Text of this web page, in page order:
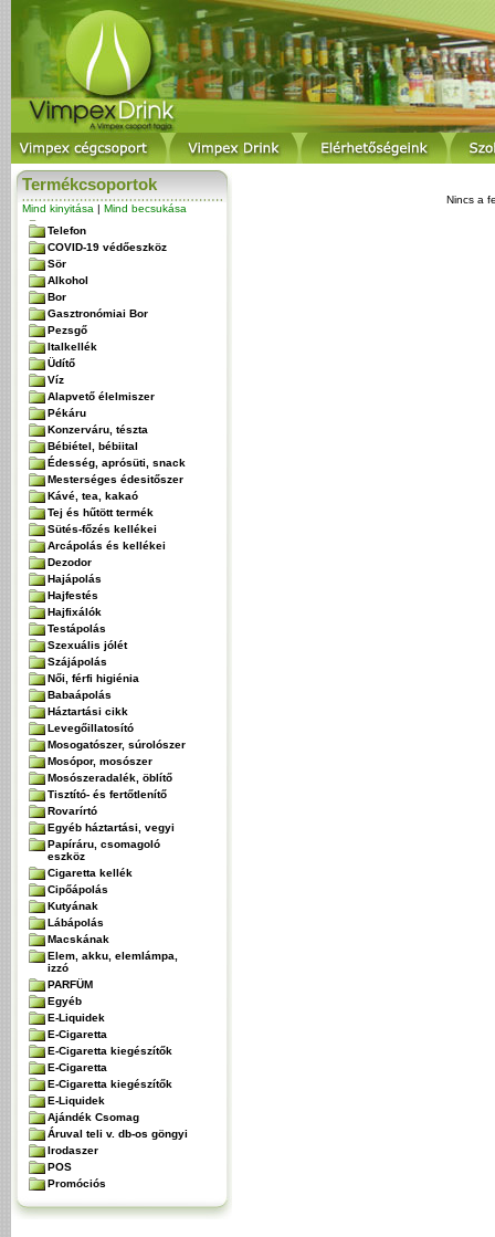
Termékcsoportok
Mind kinyitása | Mind becsukása
Telefon
COVID-19 védőeszköz
Sör
Alkohol
Bor
Gasztronómiai Bor
Pezsgő
Italkellék
Üdítő
Víz
Alapvető élelmiszer
Pékáru
Konzerváru, tészta
Bébiétel, bébiital
Édesség, aprósüti, snack
Mesterséges édesitőszer
Kávé, tea, kakaó
Tej és hűtött termék
Sütés-főzés kellékei
Arcápolás és kellékei
Dezodor
Hajápolás
Hajfestés
Hajfixálók
Testápolás
Szexuális jólét
Szájápolás
Női, férfi higiénia
Babaápolás
Háztartási cikk
Levegőillatosító
Mosogatószer, súrolószer
Mosópor, mosószer
Mosószeradalék, öblítő
Tisztító- és fertőtlenítő
Rovarírtó
Egyéb háztartási, vegyi
Papíráru, csomagoló
eszköz
Cigaretta kellék
Cipőápolás
Kutyának
Lábápolás
Macskának
Elem, akku, elemlámpa,
izzó
PARFÜM
Egyéb
E-Liquidek
E-Cigaretta
E-Cigaretta kiegészítők
E-Cigaretta
E-Cigaretta kiegészítők
E-Liquidek
Ajándék Csomag
Áruval teli v. db-os göngyi
Irodaszer
POS
Promóciós
Nincs a